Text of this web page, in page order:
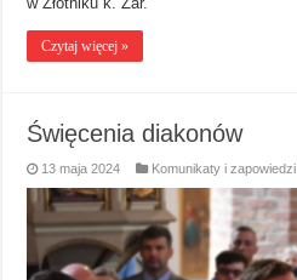
Czytaj więcej »
Święcenia diakonów
13 maja 2024 Komunikaty i zapowiedzi